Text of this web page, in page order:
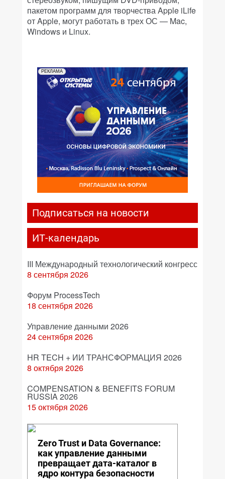
пакетом программ для творчества Apple iLife
от Apple, могут работать в трех ОС — Mac,
Windows и Linux.
РЕКЛАМА
Подписаться на новости
ИТ-календарь
III Международный технологический конгресс
8 сентября 2026
Форум ProcessTech
18 сентября 2026
Управление данными 2026
24 сентября 2026
HR TECH + ИИ ТРАНСФОРМАЦИЯ 2026
8 октября 2026
COMPENSATION & BENEFITS FORUM
RUSSIA 2026
15 октября 2026
Zero Trust и Data Governance:
как управление данными
превращает дата-каталог в
ядро контура безопасности